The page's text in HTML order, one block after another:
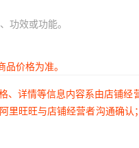
功效或功能。
价格为准。
详情等信息内容系由店铺
旺旺与店铺经营者沟通确